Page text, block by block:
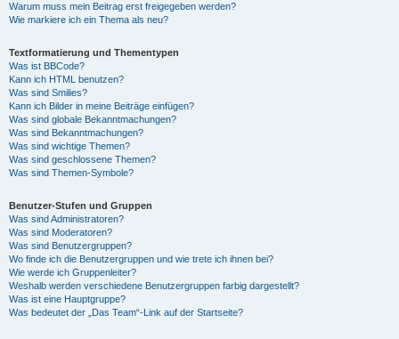
Warum muss mein Beitrag erst freigegeben werden?
Wie markiere ich ein Thema als neu?
Textformatierung und Thementypen
Was ist BBCode?
Kann ich HTML benutzen?
Was sind Smilies?
Kann ich Bilder in meine Beiträge einfügen?
Was sind globale Bekanntmachungen?
Was sind Bekanntmachungen?
Was sind wichtige Themen?
Was sind geschlossene Themen?
Was sind Themen-Symbole?
Benutzer-Stufen und Gruppen
Was sind Administratoren?
Was sind Moderatoren?
Was sind Benutzergruppen?
Wo finde ich die Benutzergruppen und wie trete ich ihnen bei?
Wie werde ich Gruppenleiter?
Weshalb werden verschiedene Benutzergruppen farbig dargestellt?
Was ist eine Hauptgruppe?
Was bedeutet der „Das Team“-Link auf der Startseite?